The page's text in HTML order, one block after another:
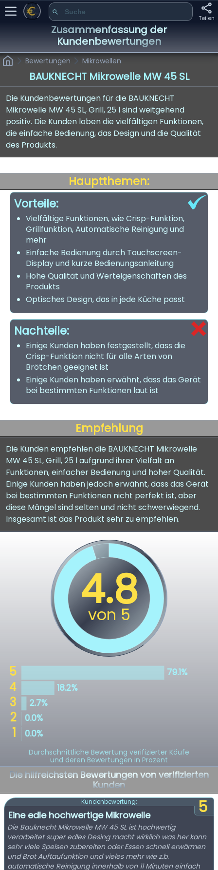
Teilen
Zusammenfassung der
Kundenbewertungen
Bewertungen Mikrowellen
BAUKNECHT Mikrowelle MW 45 SL
Die Kundenbewertungen für die BAUKNECHT
Mikrowelle MW 45 SL, Grill, 25 l sind weitgehend
positiv. Die Kunden loben die vielfältigen Funktionen,
die einfache Bedienung, das Design und die Qualität
des Produkts.
Hauptthemen:
Vorteile:
Vielfältige Funktionen, wie Crisp-Funktion,
Grillfunktion, Automatische Reinigung und
mehr
Einfache Bedienung durch Touchscreen-
Display und kurze Bedienungsanleitung
Hohe Qualität und Werteigenschaften des
Produkts
Optisches Design, das in jede Küche passt
Nachteile:
Einige Kunden haben festgestellt, dass die
Crisp-Funktion nicht für alle Arten von
Brötchen geeignet ist
Einige Kunden haben erwähnt, dass das Gerät
bei bestimmten Funktionen laut ist
Empfehlung
Die Kunden empfehlen die BAUKNECHT Mikrowelle
MW 45 SL, Grill, 25 l aufgrund ihrer Vielfalt an
Funktionen, einfacher Bedienung und hoher Qualität.
Einige Kunden haben jedoch erwähnt, dass das Gerät
bei bestimmten Funktionen nicht perfekt ist, aber
diese Mängel sind selten und nicht schwerwiegend.
Insgesamt ist das Produkt sehr zu empfehlen.
Durchschnittliche Bewertung verifizierter Käufe
und deren Bewertungen in Prozent
Die hilfreichsten Bewertungen von verifizierten
Kunden
5
Kundenbewertung:
Eine edle hochwertige Mikrowelle
Die Bauknecht Mikrowelle MW 45 SL ist hochwertig
verarbeitet super edles Desing macht wirklich was her kann
sehr viele Speisen zubereiten oder Essen schnell erwärmen
und Brot Auftaufunktion und vieles mehr wie z.b.
automatische Reinigung innerhalb von 11 Minuten einfach